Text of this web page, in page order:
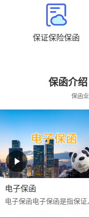
保证保险保函
保函介绍
保函
电子保函